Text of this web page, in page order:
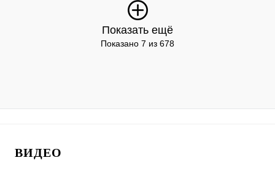
Показать ещё
Показано 7 из 678
ВИДЕО